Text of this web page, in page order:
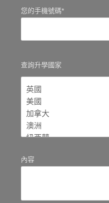
您的手機號碼*
查詢升學國家
內容